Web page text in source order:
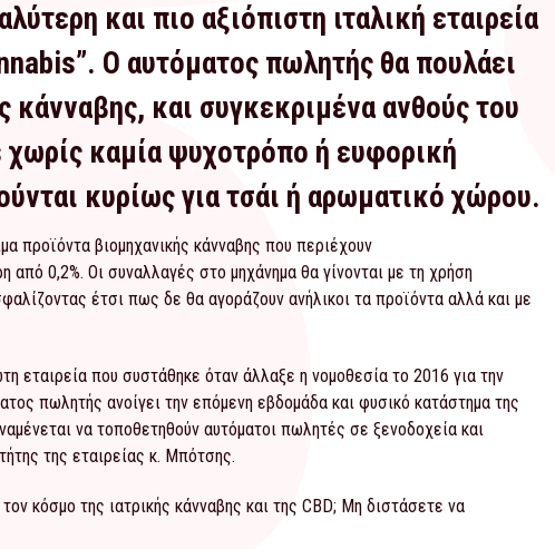
και πιο αξιόπιστη ιταλική εταιρεία
Ο αυτόματος πωλητής θα πουλάει
κάνναβης, και συγκεκριμένα ανθούς του
χωρίς καμία ψυχοτρόπο ή ευφορική
κυρίως για τσάι ή αρωματικό χώρου.
προϊόντα βιομηχανικής κάνναβης που περιέχουν
από 0,2%. Οι συναλλαγές στο μηχάνημα θα γίνονται με τη χρήση
έτσι πως δε θα αγοράζουν ανήλικοι τα προϊόντα αλλά και με
εταιρεία που συστάθηκε όταν άλλαξε η νομοθεσία το 2016 για την
πωλητής ανοίγει την επόμενη εβδομάδα και φυσικό κατάστημα της
να τοποθετηθούν αυτόματοι πωλητές σε ξενοδοχεία και
της εταιρείας κ. Μπότσης.
κόσμο της ιατρικής κάνναβης και της CBD; Μη διστάσετε να